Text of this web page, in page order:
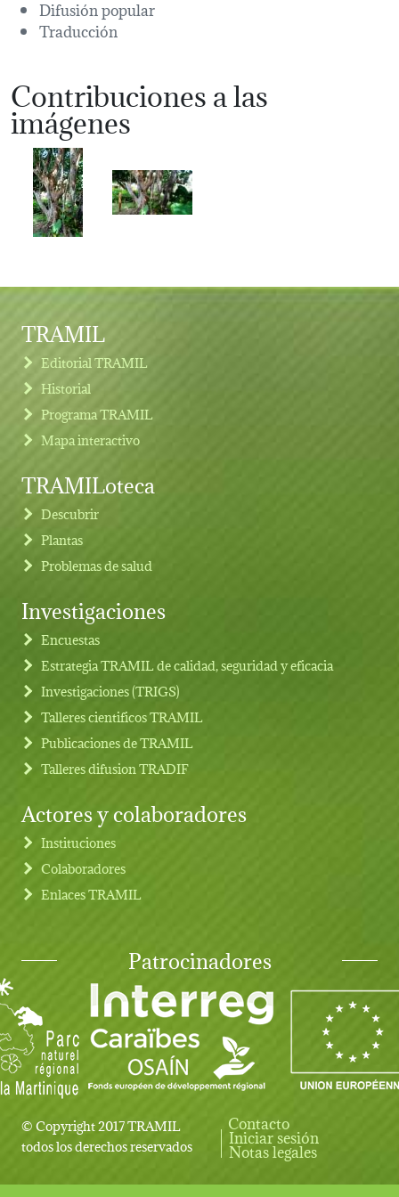
Difusión popular
Traducción
Contribuciones a las
imágenes
Footer menu
TRAMIL
Editorial TRAMIL
Historial
Programa TRAMIL
Mapa interactivo
TRAMILoteca
Descubrir
Plantas
Problemas de salud
Investigaciones
Encuestas
Estrategia TRAMIL de calidad, seguridad y eficacia
Investigaciones (TRIGS)
Talleres cientificos TRAMIL
Publicaciones de TRAMIL
Talleres difusion TRADIF
Actores y colaboradores
Instituciones
Colaboradores
Enlaces TRAMIL
Patrocinadores
© Copyright 2017 TRAMIL
todos los derechos reservados
User account menu
Contacto
Iniciar sesión
Notas legales